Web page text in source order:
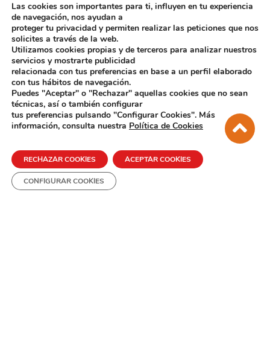
Barcelona
Las cookies son importantes para ti, influyen en tu experiencia
de navegación, nos ayudan a
proteger tu privacidad y permiten realizar las peticiones que nos
solicites a través de la web.
Utilizamos cookies propias y de terceros para analizar nuestros
servicios y mostrarte publicidad
relacionada con tus preferencias en base a un perfil elaborado
con tus hábitos de navegación.
Puedes "Aceptar" o "Rechazar" aquellas cookies que no sean
técnicas, así o también configurar
tus preferencias pulsando "Configurar Cookies". Más
información, consulta nuestra Política de Cookies
ACEPTAR COOKIES
RECHAZAR COOKIES
CONFIGURAR COOKIES